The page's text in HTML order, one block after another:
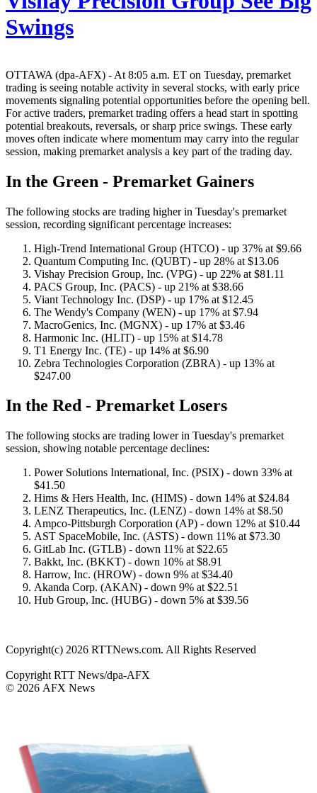
Swings
OTTAWA (dpa-AFX) - At 8:05 a.m. ET on Tuesday, premarket
trading is seeing notable activity in several stocks, with early price
movements signaling potential opportunities before the opening bell.
For active traders, premarket trading offers a head start in spotting
potential breakouts, reversals, or sharp price swings. These early
moves often indicate where momentum may carry into the regular
session, making premarket analysis a key part of the trading day.
In the Green - Premarket Gainers
The following stocks are trading higher in Tuesday's premarket
session, recording significant percentage increases:
High-Trend International Group (HTCO) - up 37% at $9.66
Quantum Computing Inc. (QUBT) - up 28% at $13.06
Vishay Precision Group, Inc. (VPG) - up 22% at $81.11
PACS Group, Inc. (PACS) - up 21% at $38.66
Viant Technology Inc. (DSP) - up 17% at $12.45
The Wendy's Company (WEN) - up 17% at $7.94
MacroGenics, Inc. (MGNX) - up 17% at $3.46
Harmonic Inc. (HLIT) - up 15% at $14.78
T1 Energy Inc. (TE) - up 14% at $6.90
Zebra Technologies Corporation (ZBRA) - up 13% at
$247.00
In the Red - Premarket Losers
The following stocks are trading lower in Tuesday's premarket
session, showing notable percentage declines:
Power Solutions International, Inc. (PSIX) - down 33% at
$41.50
Hims & Hers Health, Inc. (HIMS) - down 14% at $24.84
LENZ Therapeutics, Inc. (LENZ) - down 14% at $8.50
Ampco-Pittsburgh Corporation (AP) - down 12% at $10.44
AST SpaceMobile, Inc. (ASTS) - down 11% at $73.30
GitLab Inc. (GTLB) - down 11% at $22.65
Bakkt, Inc. (BKKT) - down 10% at $8.91
Harrow, Inc. (HROW) - down 9% at $34.40
Akanda Corp. (AKAN) - down 9% at $22.51
Hub Group, Inc. (HUBG) - down 5% at $39.56
Copyright(c) 2026 RTTNews.com. All Rights Reserved
Copyright RTT News/dpa-AFX
© 2026 AFX News